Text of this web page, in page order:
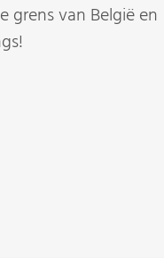
grens van België en